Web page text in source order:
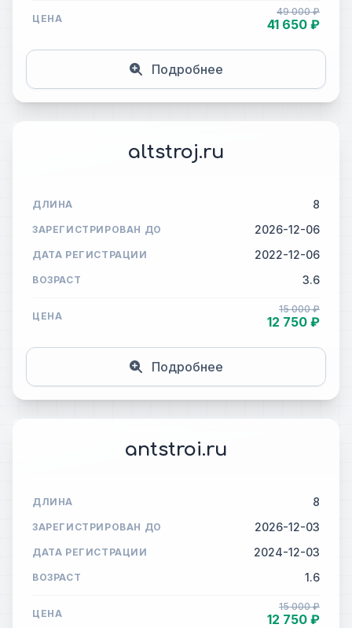
ЦЕНА
49 000 ₽
41 650 ₽
Подробнее
altstroj.ru
ДЛИНА 8
ЗАРЕГИСТРИРОВАН ДО 2026-12-06
ДАТА РЕГИСТРАЦИИ 2022-12-06
ВОЗРАСТ 3.6
ЦЕНА
15 000 ₽
12 750 ₽
Подробнее
antstroi.ru
ДЛИНА 8
ЗАРЕГИСТРИРОВАН ДО 2026-12-03
ДАТА РЕГИСТРАЦИИ 2024-12-03
ВОЗРАСТ 1.6
ЦЕНА
15 000 ₽
12 750 ₽